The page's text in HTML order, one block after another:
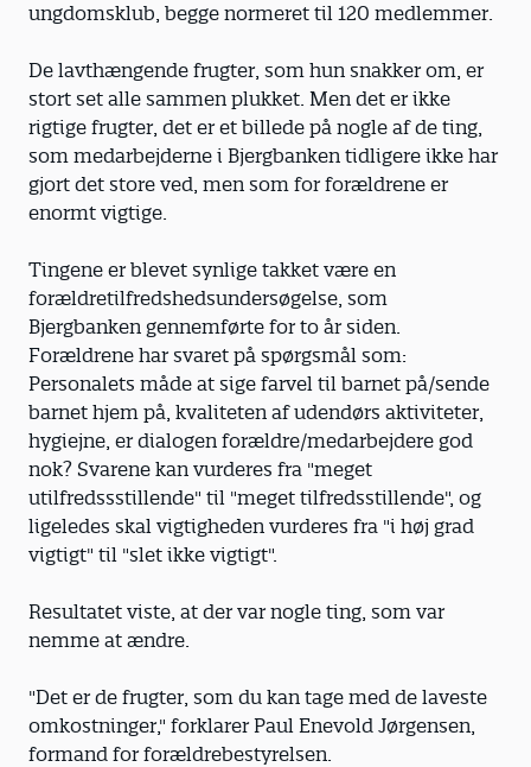
ungdomsklub, begge normeret til 120 medlemmer.
De lavthængende frugter, som hun snakker om, er
stort set alle sammen plukket. Men det er ikke
rigtige frugter, det er et billede på nogle af de ting,
som medarbejderne i Bjergbanken tidligere ikke har
gjort det store ved, men som for forældrene er
enormt vigtige.
Tingene er blevet synlige takket være en
forældretilfredshedsundersøgelse, som
Bjergbanken gennemførte for to år siden.
Forældrene har svaret på spørgsmål som:
Personalets måde at sige farvel til barnet på/sende
barnet hjem på, kvaliteten af udendørs aktiviteter,
hygiejne, er dialogen forældre/medarbejdere god
nok? Svarene kan vurderes fra "meget
utilfredssstillende" til "meget tilfredsstillende", og
ligeledes skal vigtigheden vurderes fra "i høj grad
vigtigt" til "slet ikke vigtigt".
Resultatet viste, at der var nogle ting, som var
nemme at ændre.
"Det er de frugter, som du kan tage med de laveste
omkostninger," forklarer Paul Enevold Jørgensen,
formand for forældrebestyrelsen.